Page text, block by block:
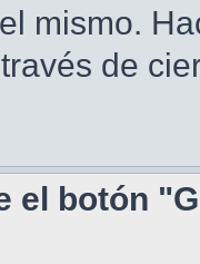
mismo.
de
el botón